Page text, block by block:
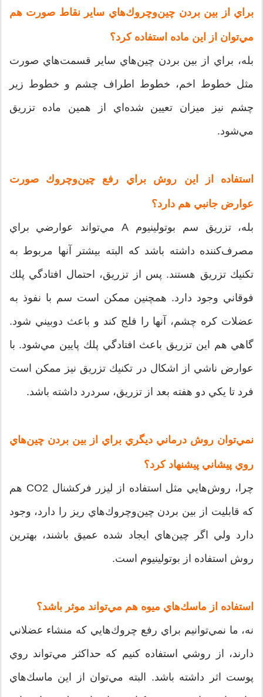
براي از بين بردن چين‌وچروك‌هاي ساير نقاط صورت هم
مي‌توان از اين ماده استفاده كرد؟
بله، براي از بين بردن چين‌هاي ساير قسمت‌هاي صورت
مثل خطوط اخم، خطوط اطراف چشم و خطوط زير
چشم نيز ميزان تعيين شده‌اي از همين ماده تزريق
مي‌شود.
استفاده از اين روش براي رفع چين‌وچروك صورت
عوارض جانبي هم دارد؟
بله، تزريق سم بوتولينيوم A مي‌تواند عوارضي براي
مصرف‌كننده داشته باشد كه البته بيشتر آنها مربوط به
تكنيك تزريق هستند. پس از تزريق، احتمال افتادگي پلك
فوقاني وجود دارد. همچنين ممكن است سم با نفوذ به
عضلات كره چشم، آنها را فلج كند و باعث دوبيني شود.
گاهي هم اين تزريق باعث افتادگي پلك پايين مي‌شود. با
عوارض ناشي از اشكال در تكنيك تزريق نيز ممكن است
فرد تا يكي دو هفته بعد از تزريق، سردرد داشته باشد.
نمي‌توان روش درماني ديگري براي از بين بردن چين‌هاي
روي پيشاني پيشنهاد كرد؟
چرا، روش‌هايي مثل استفاده از ليزر فركشنال CO2 هم
كه قابليت از بين بردن چين‌وچروك‌هاي ريز را دارد، وجود
دارد ولي اگر چين‌هاي ايجاد شده عميق باشند، بهترين
روش استفاده از بوتولينيوم است.
استفاده از ماسك‌هاي ميوه هم مي‌تواند موثر باشد؟
نه، ما نمي‌توانيم براي رفع چروك‌هايي كه منشاء عضلاني
دارند، از روشي استفاده كنيم كه حداكثر مي‌تواند روي
پوست اثر داشته باشد. البته مي‌توان از اين ماسك‌هاي